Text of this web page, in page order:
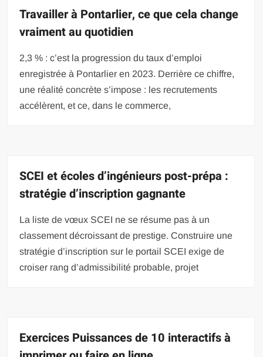
Travailler à Pontarlier, ce que cela change
vraiment au quotidien
2,3 % : c’est la progression du taux d’emploi
enregistrée à Pontarlier en 2023. Derrière ce chiffre,
une réalité concrète s’impose : les recrutements
accélèrent, et ce, dans le commerce,
SCEI et écoles d’ingénieurs post-prépa :
stratégie d’inscription gagnante
La liste de vœux SCEI ne se résume pas à un
classement décroissant de prestige. Construire une
stratégie d’inscription sur le portail SCEI exige de
croiser rang d’admissibilité probable, projet
Exercices Puissances de 10 interactifs à